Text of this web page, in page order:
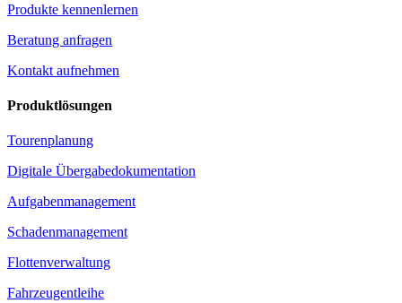
Produkte kennenlernen
Beratung anfragen
Kontakt aufnehmen
Produktlösungen
Tourenplanung
Digitale Übergabedokumentation
Aufgabenmanagement
Schadenmanagement
Flottenverwaltung
Fahrzeugentleihe